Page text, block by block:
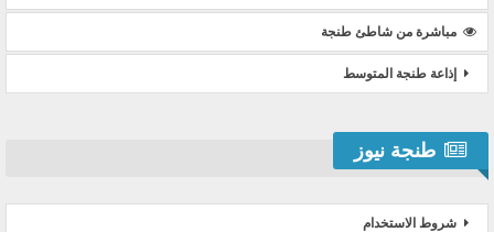
مباشرة من شاطئ طنجة
إذاعة طنجة المتوسط
طنجة نيوز
شروط الاستخدام